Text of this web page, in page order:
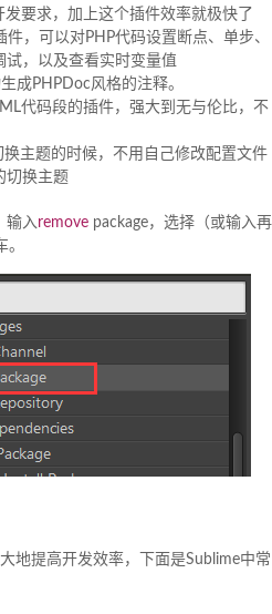
发要求，加上这个插件效率就极快了
件，可以对PHP代码设置断点、单步、
试，以及查看实时变量值
成PHPDoc风格的注释。
代码段的插件，强大到无与伦比，不
换主题的时候，不用自己修改配置文件
切换主题
输入 remove package，选择（或输入再
地提高开发效率，下面是Sublime中常